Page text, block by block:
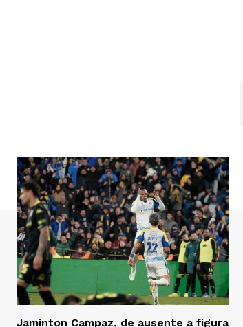
Jaminton Campaz, de ausente a figura